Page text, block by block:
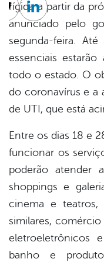
rígida a partir da
anunciado pelo
segunda-feira.
essenciais
todo o estado. O
do coronavírus e a
de UTI, que está
Entre os dias 18 e
funcionar os
poderão atender
shoppings e
cinema e teatros,
similares, comércio
eletroeletrônicos
banho e
TwitterLinkedin